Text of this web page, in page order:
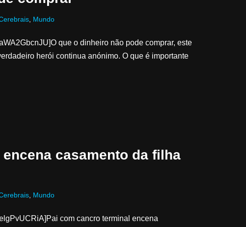
Mundo
que o dinheiro não pode comprar, este
herói continua anónimo. O que é importante
casamento da filha
, Mundo
com cancro terminal encena